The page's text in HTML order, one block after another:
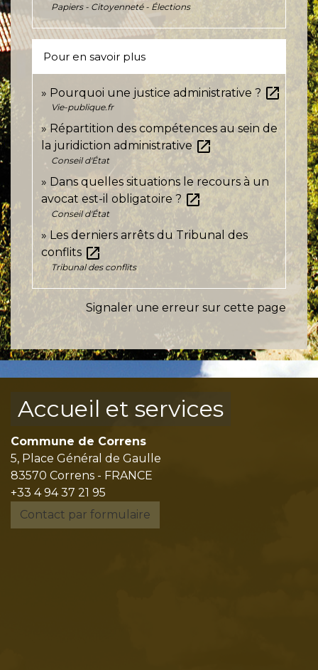
Papiers - Citoyenneté - Élections
Pour en savoir plus
Pourquoi une justice administrative ? open_in_new
Vie-publique.fr
Répartition des compétences au sein de
la juridiction administrative open_in_new
Conseil d'État
Dans quelles situations le recours à un
avocat est-il obligatoire ? open_in_new
Conseil d'État
Les derniers arrêts du Tribunal des
conflits open_in_new
Tribunal des conflits
Signaler une erreur sur cette page
Accueil et services
Commune de Correns
5, Place Général de Gaulle
83570 Correns - FRANCE
+33 4 94 37 21 95
Contact par formulaire